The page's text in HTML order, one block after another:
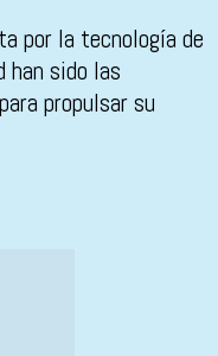
por la tecnología de
han sido las
propulsar su